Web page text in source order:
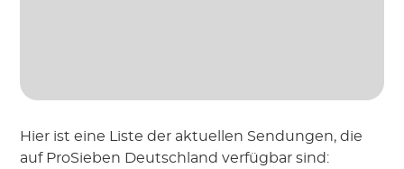
Hier ist eine Liste der aktuellen Sendungen, die
auf ProSieben Deutschland verfügbar sind: